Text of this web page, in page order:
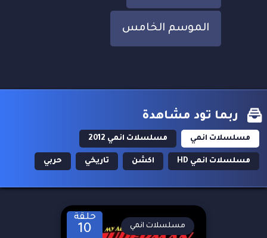
الموسم الخامس
ربما تود مشاهدة
مسلسلات انمي مسلسلات انمي 2012
مسلسلات انمي HD اكشن تاريخي حربي
حلقة
10 مسلسلات انمي